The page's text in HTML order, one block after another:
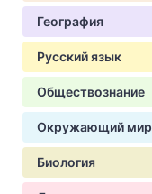
География
Русский язык
Обществознание
Окружающий мир
Биология